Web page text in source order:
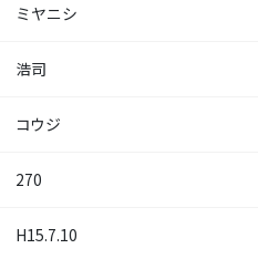
ミヤニシ
浩司
コウジ
270
H15.7.10